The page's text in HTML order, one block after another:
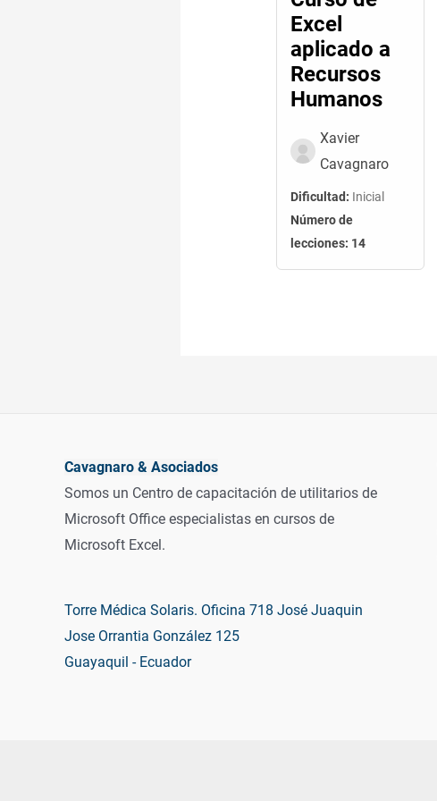
Excel
aplicado a
Recursos
Humanos
Xavier
Cavagnaro
Dificultad: Inicial
Número de
lecciones: 14
Cavagnaro & Asociados
Somos un Centro de capacitación de utilitarios de
Microsoft Office especialistas en cursos de
Microsoft Excel.
Torre Médica Solaris. Oficina 718 José Juaquin
Jose Orrantia González 125
Guayaquil - Ecuador